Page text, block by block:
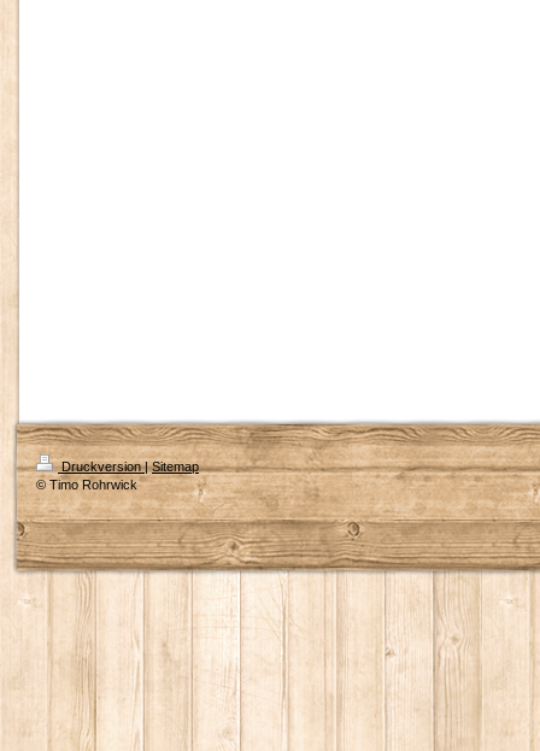
Druckversion| Sitemap
© Timo Rohrwick